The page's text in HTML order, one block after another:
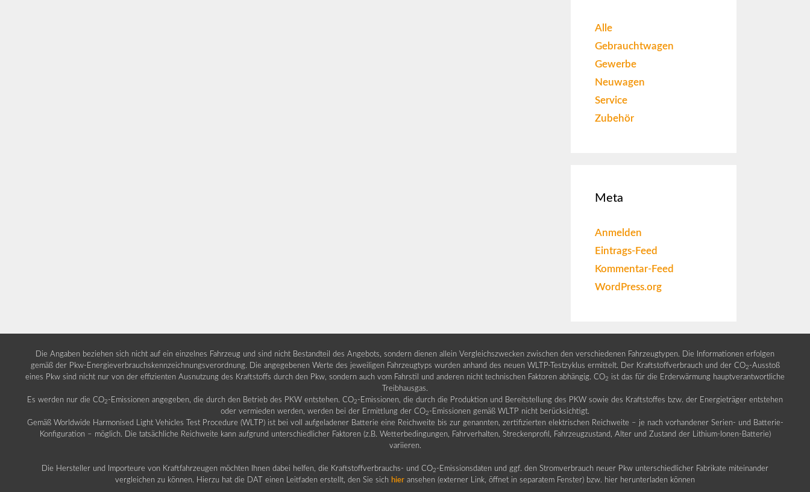
Alle
Gebrauchtwagen
Gewerbe
Neuwagen
Service
Zubehör
Meta
Anmelden
Eintrags-Feed
Kommentar-Feed
WordPress.org
Die Angaben beziehen sich nicht auf ein einzelnes Fahrzeug und sind nicht Bestandteil des Angebots, sondern dienen allein Vergleichszwecken zwischen den verschiedenen Fahrzeugtypen. Die Informationen erfolgen
gemäß der Pkw-Energieverbrauchskennzeichnungsverordnung. Die angegebenen Werte des jeweiligen Fahrzeugtyps wurden anhand des neuen WLTP-Testzyklus ermittelt. Der Kraftstoffverbrauch und der CO2 -Ausstoß
eines Pkw sind nicht nur von der effizienten Ausnutzung des Kraftstoffs durch den Pkw, sondern auch vom Fahrstil und anderen nicht technischen Faktoren abhängig. CO2 ist das für die Erderwärmung hauptverantwortliche
Treibhausgas.
Es werden nur die CO2 -Emissionen angegeben, die durch den Betrieb des PKW entstehen. CO2 -Emissionen, die durch die Produktion und Bereitstellung des PKW sowie des Kraftstoffes bzw. der Energieträger entstehen
oder vermieden werden, werden bei der Ermittlung der CO2 -Emissionen gemäß WLTP nicht berücksichtigt.
Gemäß Worldwide Harmonised Light Vehicles Test Procedure (WLTP) ist bei voll aufgeladener Batterie eine Reichweite bis zur genannten, zertifizierten elektrischen Reichweite – je nach vorhandener Serien- und Batterie-
Konfiguration – möglich. Die tatsächliche Reichweite kann aufgrund unterschiedlicher Faktoren (z.B. Wetterbedingungen, Fahrverhalten, Streckenprofil, Fahrzeugzustand, Alter und Zustand der Lithium-Ionen-Batterie)
variieren.
Die Hersteller und Importeure von Kraftfahrzeugen möchten Ihnen dabei helfen, die Kraftstoffverbrauchs- und CO2 -Emissionsdaten und ggf. den Stromverbrauch neuer Pkw unterschiedlicher Fabrikate miteinander
vergleichen zu können. Hierzu hat die DAT einen Leitfaden erstellt, den Sie sich hier ansehen (externer Link, öffnet in separatem Fenster) bzw. hier herunterladen können